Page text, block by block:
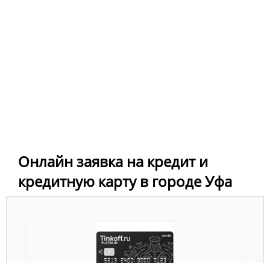
Онлайн заявка на кредит и
кредитную карту в городе Уфа